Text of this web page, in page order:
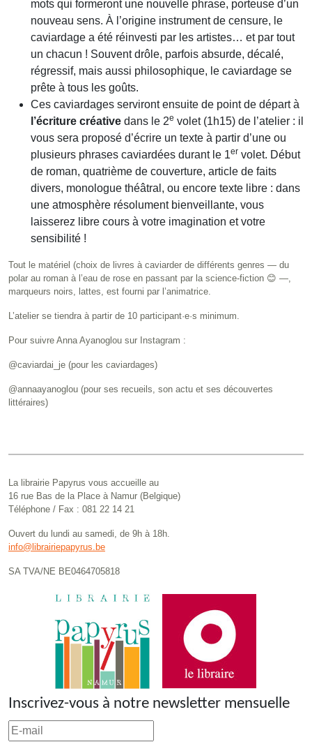
mots qui formeront une nouvelle phrase, porteuse d’un
nouveau sens. À l’origine instrument de censure, le
caviardage a été réinvesti par les artistes… et par tout
un chacun ! Souvent drôle, parfois absurde, décalé,
régressif, mais aussi philosophique, le caviardage se
prête à tous les goûts.
Ces caviardages serviront ensuite de point de départ à
l’écriture créative dans le 2e volet (1h15) de l’atelier : il
vous sera proposé d’écrire un texte à partir d’une ou
plusieurs phrases caviardées durant le 1er volet. Début
de roman, quatrième de couverture, article de faits
divers, monologue théâtral, ou encore texte libre : dans
une atmosphère résolument bienveillante, vous
laisserez libre cours à votre imagination et votre
sensibilité !
Tout le matériel (choix de livres à caviarder de différents genres — du
polar au roman à l’eau de rose en passant par la science-fiction 😊 —,
marqueurs noirs, lattes, est fourni par l’animatrice.
L’atelier se tiendra à partir de 10 participant·e·s minimum.
Pour suivre Anna Ayanoglou sur Instagram :
@caviardai_je (pour les caviardages)
@annaayanoglou (pour ses recueils, son actu et ses découvertes
littéraires)
La librairie Papyrus vous accueille au
16 rue Bas de la Place à Namur (Belgique)
Téléphone / Fax : 081 22 14 21
Ouvert du lundi au samedi, de 9h à 18h.
info@librairiepapyrus.be
SA TVA/NE BE0464705818
Inscrivez-vous à notre newsletter mensuelle